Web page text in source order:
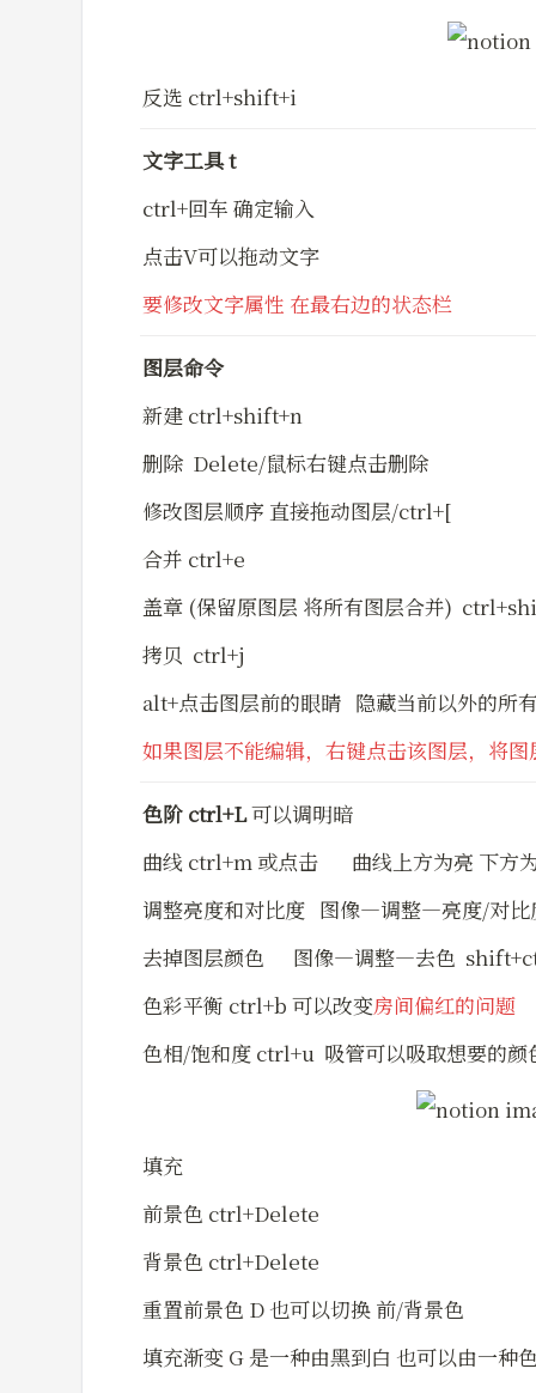
反选 ctrl+shift+i
文字工具 t
ctrl+回车 确定输入
点击V可以拖动文字
要修改文字属性 在最右边的状态栏
图层命令
新建 ctrl+shift+n
删除  Delete/鼠标右键点击删除
修改图层顺序 直接拖动图层/ctrl+[
合并 ctrl+e
盖章 (保留原图层 将所有图层合并)
拷贝  ctrl+j
alt+点击图层前的眼睛   隐藏当前以外的所
如果图层不能编辑，右键点击该图层，将
色阶 ctrl+L 可以调明暗
曲线 ctrl+m 或点击       曲线上方为亮 下方
调整亮度和对比度   图像—调整—亮度/对比
去掉图层颜色      图像—调整—去色
色彩平衡 ctrl+b 可以改变房间偏红的问题
色相/饱和度 ctrl+u  吸管可以吸取想要的颜
填充
前景色 ctrl+Delete
背景色 ctrl+Delete
重置前景色 D 也可以切换 前/背景色
填充渐变 G 是一种由黑到白 也可以由一种